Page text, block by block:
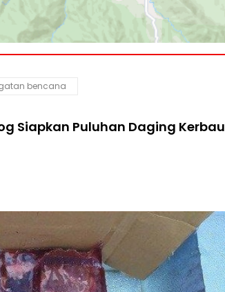
bencana
Siapkan Puluhan Daging Kerbau